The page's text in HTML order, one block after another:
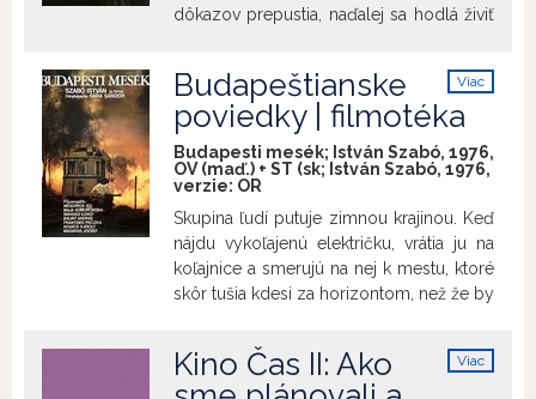
dôkazov prepustia, naďalej sa hodlá živiť
ktorí ho vycvičia. Michel sa pri návšteve
svojej chorej matky spozná s Jeanne...
Prednáška: Robert Bresson
februára 2022 Zdá sa, že po utlmení
činností veľkých hnutí (surrealizmus,
impresionizmus, poetický realizmus, ...)
sa francúzska kinematografia v 40. a 50.
rokoch začína individualizovať.
Spomedzi ostatných autorov vyčnieva
predchádzajúce novej vlne. Bresson
vychádza z presvedčenia, že
Viac
Budapeštianske
poviedky | filmotéka
Budapesti mesék; István Szabó, 1976,
OV (maď.) + ST (sk; István Szabó, 1976,
verzie: OR
Skupina ľudí putuje zimnou krajinou. Keď
nájdu vykoľajenú električku, vrátia ju na
koľajnice a smerujú na nej k mestu, ktoré
skôr tušia kdesi za horizontom, než že by
rozdielnosť postáv a abstraktnosť situácie
môžeme film čítať ako alegóriu či
metaforu medziľudských vzťahov a
Viac
Kino Čas II: Ako